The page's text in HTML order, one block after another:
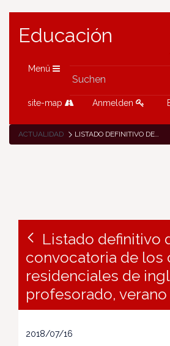
Educación
Menü
site-map Anmelden
ACTUALIDAD LISTADO DEFINITIVO DE LA CONVOCATORIA DE LOS CURSOS RESIDENCIALES DE INGLÉS PARA EL PROFESORADO, VERANO 2018
Listado definitivo
convocatoria de los
residenciales de
profesorado, verano
2018/07/16